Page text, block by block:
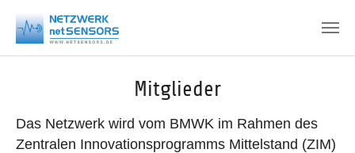
Mitglieder
Das Netzwerk wird vom BMWK im Rahmen des
Zentralen Innovationsprogramms Mittelstand (ZIM)